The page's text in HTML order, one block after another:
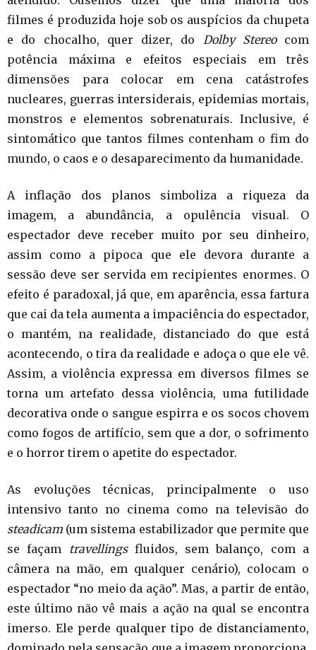
filmes é produzida hoje sob os auspícios da chupeta
e do chocalho, quer dizer, do
Dolby Stereocom
potência máxima e efeitos especiais em três
dimensões para colocar em cena catástrofes
nucleares, guerras intersiderais, epidemias mortais,
monstros e elementos sobrenaturais. Inclusive, é
sintomático que tantos filmes contenham o fim do
mundo, o caos e o desaparecimento da humanidade.
A inflação dos planos simboliza a riqueza da
imagem, a abundância, a opulência visual. O
espectador deve receber muito por seu dinheiro,
assim como a pipoca que ele devora durante a
sessão deve ser servida em recipientes enormes. O
efeito é paradoxal, já que, em aparência, essa fartura
que cai da tela aumenta a impaciência do espectador,
o mantém, na realidade, distanciado do que está
acontecendo, o tira da realidade e adoça o que ele vê.
Assim, a violência expressa em diversos filmes se
torna um artefato dessa violência, uma futilidade
decorativa onde o sangue espirra e os socos chovem
como fogos de artifício, sem que a dor, o sofrimento
e o horror tirem o apetite do espectador.
As evoluções técnicas, principalmente o uso
intensivo tanto no cinema como na televisão do
steadicam (um sistema estabilizador que permite que
se façam travellingsfluidos, sem balanço, com a
câmera na mão, em qualquer cenário), colocam o
espectador “no meio da ação”. Mas, a partir de então,
este último não vê mais a ação na qual se encontra
imerso. Ele perde qualquer tipo de distanciamento,